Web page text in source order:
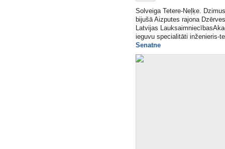
Solveiga Tetere-Neļķe.
bijušā Aizputes rajona
Latvijas
ieguvu specialitāti inženieris-
Senatne